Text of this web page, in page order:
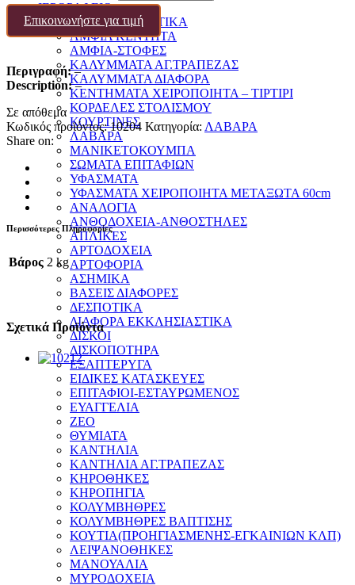
ΙΕΡΟΡΑΦΕΙΟ
ΑΜΦΙΑ ΔΕΣΠΟΤΙΚΑ
ΑΜΦΙΑ ΚΕΝΤΗΤΑ
ΑΜΦΙΑ-ΣΤΟΦΕΣ
ΚΑΛΥΜΜΑΤΑ ΑΓ.ΤΡΑΠΕΖΑΣ
ΚΑΛΥΜΜΑΤΑ ΔΙΑΦΟΡΑ
ΚΕΝΤΗΜΑΤΑ ΧΕΙΡΟΠΟΙΗΤΑ – ΤΙΡΤΙΡΙ
ΚΟΡΔΕΛΕΣ ΣΤΟΛΙΣΜΟΥ
ΚΟΥΡΤΙΝΕΣ
ΛΑΒΑΡΑ
ΜΑΝΙΚΕΤΟΚΟΥΜΠΑ
ΣΩΜΑΤΑ ΕΠΙΤΑΦΙΩΝ
ΥΦΑΣΜΑΤΑ
ΥΦΑΣΜΑΤΑ ΧΕΙΡΟΠΟΙΗΤΑ ΜΕΤΑΞΩΤΑ 60cm
ΑΝΑΛΟΓΙΑ
ΑΝΘΟΔΟΧΕΙΑ-ΑΝΘΟΣΤΗΛΕΣ
ΑΠΛΙΚΕΣ
ΑΡΤΟΔΟΧΕΙΑ
ΑΡΤΟΦΟΡΙΑ
ΑΣΗΜΙΚΑ
ΒΑΣΕΙΣ ΔΙΑΦΟΡΕΣ
ΔΕΣΠΟΤΙΚΑ
ΔΙΑΦΟΡΑ ΕΚΚΛΗΣΙΑΣΤΙΚΑ
ΔΙΣΚΟΙ
ΔΙΣΚΟΠΟΤΗΡΑ
ΕΞΑΠΤΕΡΥΓΑ
ΕΙΔΙΚΕΣ ΚΑΤΑΣΚΕΥΕΣ
ΕΠΙΤΑΦΙΟΙ-ΕΣΤΑΥΡΩΜΕΝΟΣ
ΕΥΑΓΓΕΛΙΑ
ΖΕΟ
ΘΥΜΙΑΤΑ
ΚΑΝΤΗΛΙΑ
ΚΑΝΤΗΛΙΑ ΑΓ.ΤΡΑΠΕΖΑΣ
ΚΗΡΟΘΗΚΕΣ
ΚΗΡΟΠΗΓΙΑ
ΚΟΛΥΜΒΗΘΡΕΣ
ΚΟΛΥΜΒΗΘΡΕΣ ΒΑΠΤΙΣΗΣ
ΚΟΥΤΙΑ(ΠΡΟΗΓΙΑΣΜΕΝΗΣ-ΕΓΚΑΙΝΙΩΝ ΚΛΠ)
ΛΕΙΨΑΝΟΘΗΚΕΣ
ΜΑΝΟΥΑΛΙΑ
ΜΥΡΟΔΟΧΕΙΑ
Επικοινωνήστε για τιμή
Περιγραφή:–
Description:–
Σε απόθεμα
Κωδικός προϊόντος:10204 Κατηγορία: ΛΑΒΑΡΑ
Share on:
Περισσότερες Πληροφορίες
Βάρος 2 kg
Σχετικά Προϊόντα